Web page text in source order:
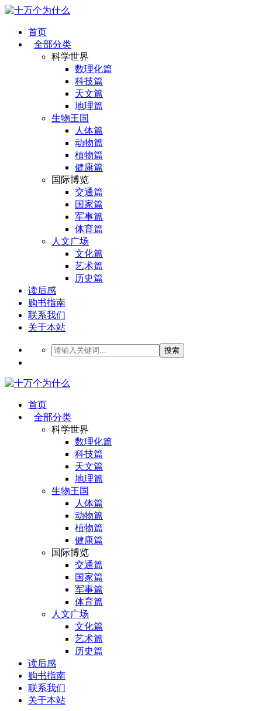
首页
全部分类
科学世界
数理化篇
科技篇
天文篇
地理篇
生物王国
人体篇
动物篇
植物篇
健康篇
国际博览
交通篇
国家篇
军事篇
体育篇
人文广场
文化篇
艺术篇
历史篇
读后感
购书指南
联系我们
关于本站
搜索
首页
全部分类
科学世界
数理化篇
科技篇
天文篇
地理篇
生物王国
人体篇
动物篇
植物篇
健康篇
国际博览
交通篇
国家篇
军事篇
体育篇
人文广场
文化篇
艺术篇
历史篇
读后感
购书指南
联系我们
关于本站